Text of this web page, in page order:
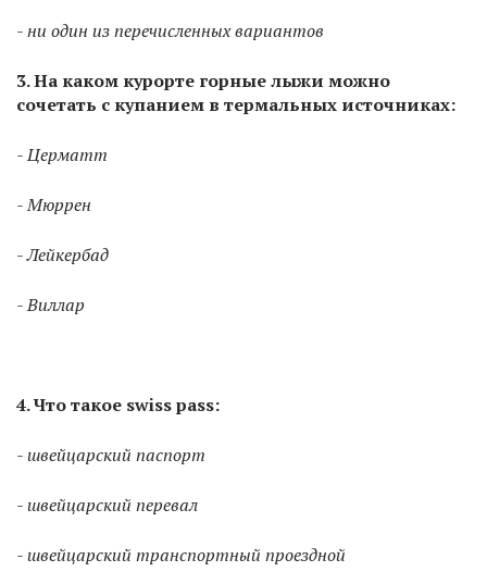
- ни один из перечисленных вариантов
3. На каком курорте горные лыжи можно
сочетать с купанием в термальных источниках:
- Церматт
- Мюррен
- Лейкербад
- Виллар
4. Что такое swiss pass:
- швейцарский паспорт
- швейцарский перевал
- швейцарский транспортный проездной